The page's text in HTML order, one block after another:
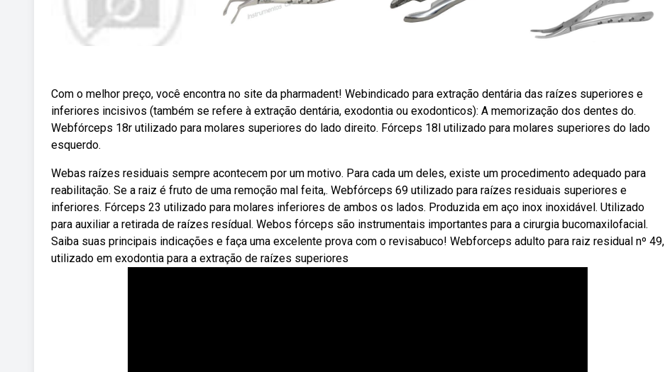
Com o melhor preço, você encontra no site da pharmadent! Webindicado para extração dentária das raízes superiores e
inferiores incisivos (também se refere à extração dentária, exodontia ou exodonticos): A memorização dos dentes do.
Webfórceps 18r utilizado para molares superiores do lado direito. Fórceps 18l utilizado para molares superiores do lado
esquerdo.
Webas raízes residuais sempre acontecem por um motivo. Para cada um deles, existe um procedimento adequado para
reabilitação. Se a raiz é fruto de uma remoção mal feita,. Webfórceps 69 utilizado para raízes residuais superiores e
inferiores. Fórceps 23 utilizado para molares inferiores de ambos os lados. Produzida em aço inox inoxidável. Utilizado
para auxiliar a retirada de raízes resídual. Webos fórceps são instrumentais importantes para a cirurgia bucomaxilofacial.
Saiba suas principais indicações e faça uma excelente prova com o revisabuco! Webforceps adulto para raiz residual nº 49,
utilizado em exodontia para a extração de raízes superiores